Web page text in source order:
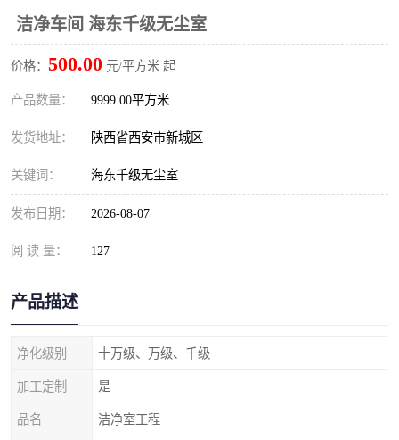
洁净车间 海东千级无尘室
价格： 500.00 元/平方米 起
产品数量： 9999.00平方米
发货地址： 陕西省西安市新城区
关键词： 海东千级无尘室
发布日期： 2026-08-07
阅 读 量： 127
产品描述
净化级别 十万级、万级、千级
加工定制 是
品名 洁净室工程